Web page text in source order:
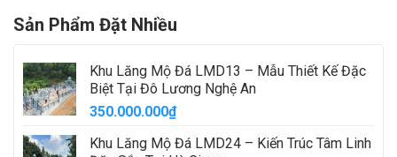
Sản Phẩm Đặt Nhiều
Khu Lăng Mộ Đá LMD13 – Mẫu Thiết Kế Đặc
Biệt Tại Đô Lương Nghệ An
350.000.000₫
Khu Lăng Mộ Đá LMD24 – Kiến Trúc Tâm Linh